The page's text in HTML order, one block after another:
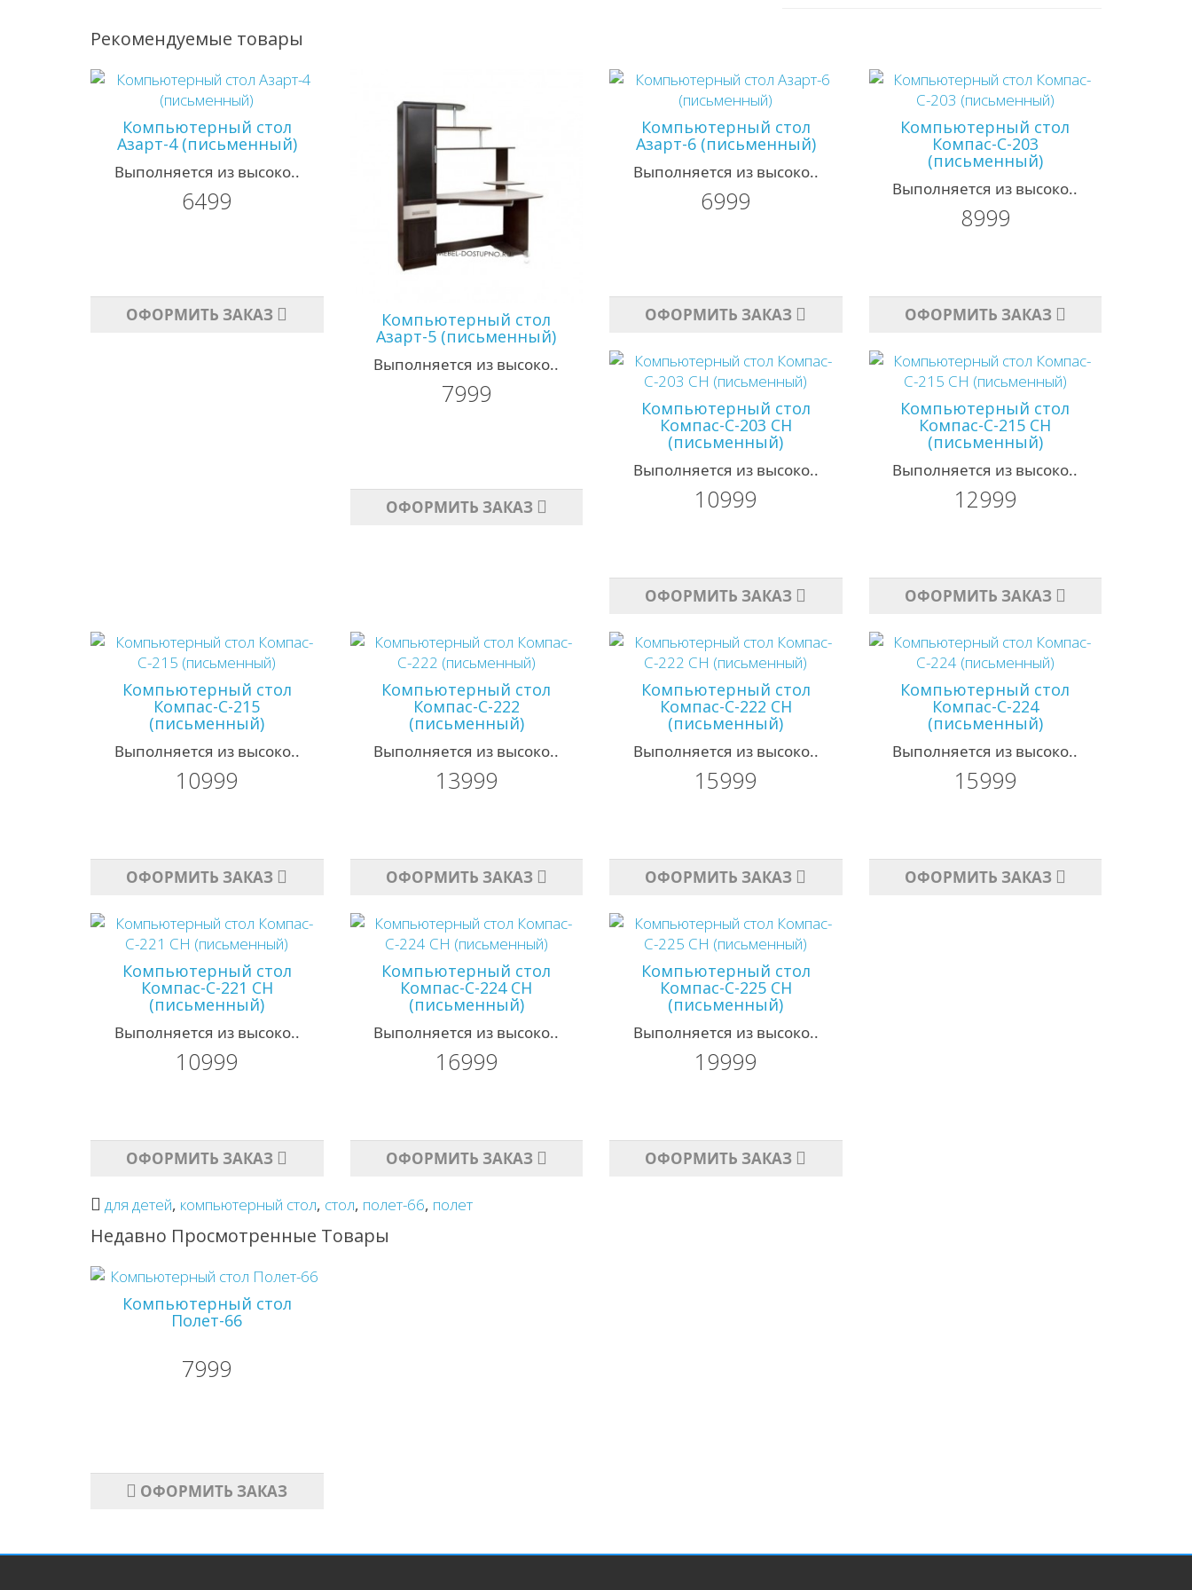
Рекомендуемые товары
Компьютерный стол
Азарт-4 (письменный)
Выполняется из высоко..
6499
ОФОРМИТЬ ЗАКАЗ Компьютерный стол
Азарт-5 (письменный)
Выполняется из высоко..
7999
ОФОРМИТЬ ЗАКАЗ
Компьютерный стол
Азарт-6 (письменный)
Выполняется из высоко..
6999
ОФОРМИТЬ ЗАКАЗ
Компьютерный стол
Компас-С-203
(письменный)
Выполняется из высоко..
8999
ОФОРМИТЬ ЗАКАЗ
Компьютерный стол
Компас-С-203 СН
(письменный)
Выполняется из высоко..
10999
ОФОРМИТЬ ЗАКАЗ
Компьютерный стол
Компас-С-215 СН
(письменный)
Выполняется из высоко..
12999
ОФОРМИТЬ ЗАКАЗ
Компьютерный стол
Компас-С-215
(письменный)
Выполняется из высоко..
10999
ОФОРМИТЬ ЗАКАЗ
Компьютерный стол
Компас-С-222
(письменный)
Выполняется из высоко..
13999
ОФОРМИТЬ ЗАКАЗ
Компьютерный стол
Компас-С-222 СН
(письменный)
Выполняется из высоко..
15999
ОФОРМИТЬ ЗАКАЗ
Компьютерный стол
Компас-С-224
(письменный)
Выполняется из высоко..
15999
ОФОРМИТЬ ЗАКАЗ
Компьютерный стол
Компас-С-221 СН
(письменный)
Выполняется из высоко..
10999
ОФОРМИТЬ ЗАКАЗ
Компьютерный стол
Компас-С-224 СН
(письменный)
Выполняется из высоко..
16999
ОФОРМИТЬ ЗАКАЗ
Компьютерный стол
Компас-С-225 СН
(письменный)
Выполняется из высоко..
19999
ОФОРМИТЬ ЗАКАЗ
для детей, компьютерный стол, стол, полет-66, полет
Недавно Просмотренные Товары
Компьютерный стол
Полет-66
7999
ОФОРМИТЬ ЗАКАЗ